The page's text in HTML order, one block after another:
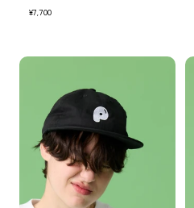
¥7,700